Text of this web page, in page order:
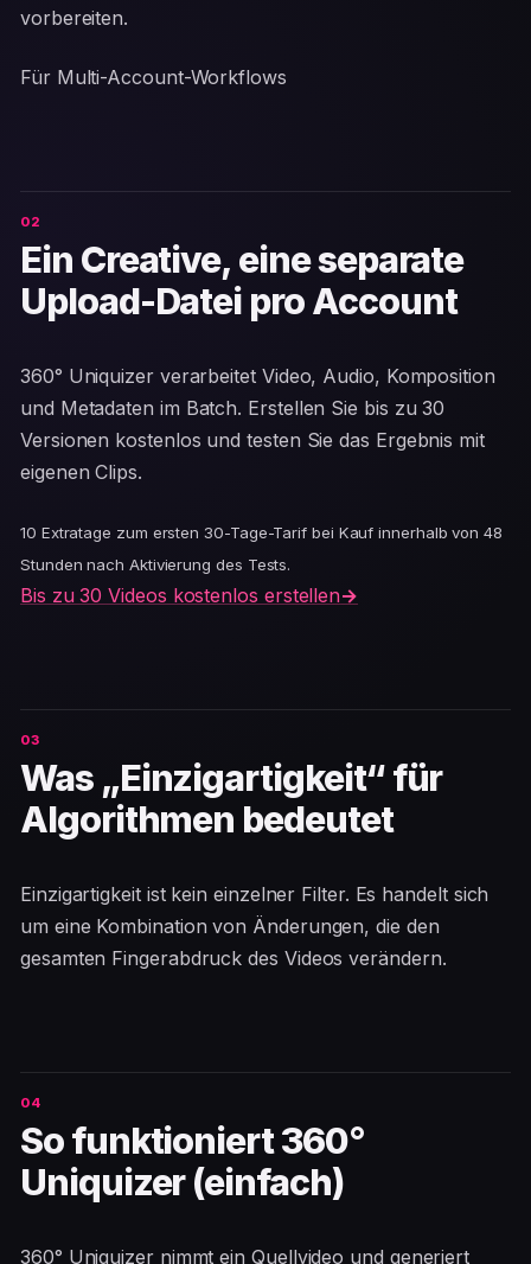
vorbereiten.
Für Multi-Account-Workflows
Ein Creative, eine separate
Upload-Datei pro Account
360° Uniquizer verarbeitet Video, Audio, Komposition
und Metadaten im Batch. Erstellen Sie bis zu 30
Versionen kostenlos und testen Sie das Ergebnis mit
eigenen Clips.
10 Extratage zum ersten 30-Tage-Tarif bei Kauf innerhalb von 48
Stunden nach Aktivierung des Tests.
Bis zu 30 Videos kostenlos erstellen→
Was „Einzigartigkeit“ für
Algorithmen bedeutet
Einzigartigkeit ist kein einzelner Filter. Es handelt sich
um eine Kombination von Änderungen, die den
gesamten Fingerabdruck des Videos verändern.
So funktioniert 360°
Uniquizer (einfach)
360° Uniquizer nimmt ein Quellvideo und generiert